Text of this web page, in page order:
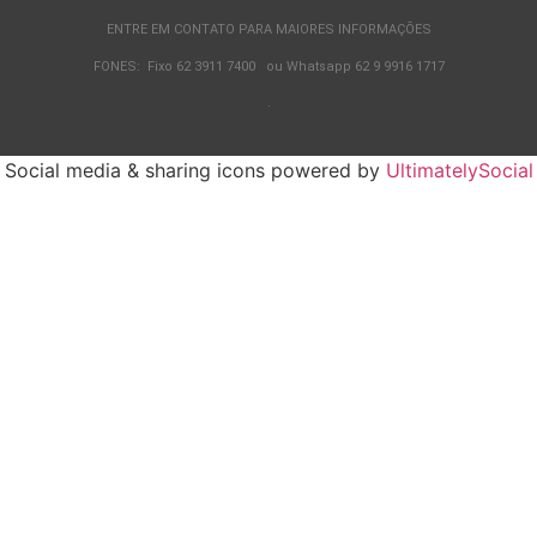
ENTRE EM CONTATO PARA MAIORES INFORMAÇÕES
FONES: Fixo 62 3911 7400 ou Whatsapp 62 9 9916 1717
.
Social media & sharing icons powered by UltimatelySocial